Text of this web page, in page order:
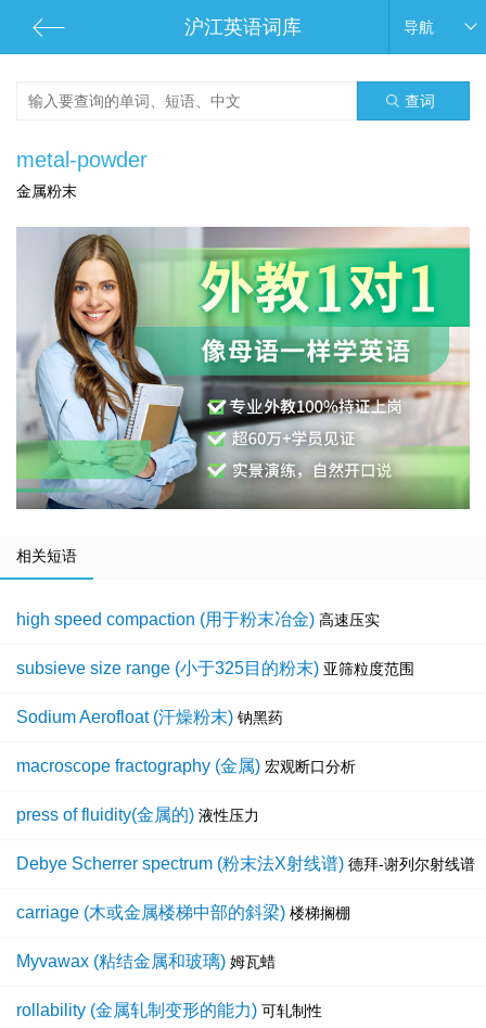
沪江英语词库 导航
查词
metal-powder
金属粉末
相关短语
high speed compaction (用于粉末冶金) 高速压实
subsieve size range (小于325目的粉末) 亚筛粒度范围
Sodium Aerofloat (汗燥粉末) 钠黑药
macroscope fractography (金属) 宏观断口分析
press of fluidity(金属的) 液性压力
Debye Scherrer spectrum (粉末法X射线谱) 德拜-谢列尔射线谱
carriage (木或金属楼梯中部的斜梁) 楼梯搁棚
Myvawax (粘结金属和玻璃) 姆瓦蜡
rollability (金属轧制变形的能力) 可轧制性